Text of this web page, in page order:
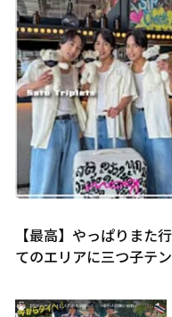
【最高】やっぱりまた
てのエリアに三つ子テ